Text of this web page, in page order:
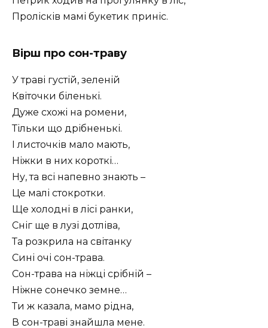
Пролісків мамі букетик приніс.
Вірш про сон-траву
У траві густій, зеленій
Квіточки біленькі.
Дуже схожі на ромени,
Тільки що дрібненькі.
І листочків мало мають,
Ніжки в них короткі…
Ну, та всі напевно знають –
Це малі стокротки.
Ще холодні в лісі ранки,
Сніг ще в лузі дотліва,
Та розкрила на світанку
Сині очі сон-трава.
Сон-трава на ніжці срібній –
Ніжне сонечко земне…
Ти ж казала, мамо рідна,
В сон-траві знайшла мене.